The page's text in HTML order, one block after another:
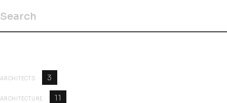
ARCHITECTS 3
ARCHITECTURE 11